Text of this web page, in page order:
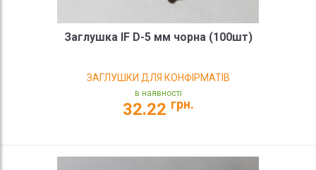
Заглушка IF D-5 мм чорна (100шт)
ЗАГЛУШКИ ДЛЯ КОНФІРМАТІВ
в наявності
32.22 грн.